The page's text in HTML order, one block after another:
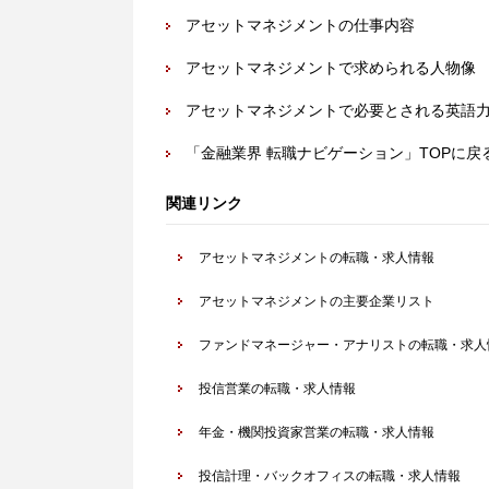
アセットマネジメントの仕事内容
アセットマネジメントで求められる人物像
アセットマネジメントで必要とされる英語力
「金融業界 転職ナビゲーション」TOPに戻
関連リンク
アセットマネジメントの転職・求人情報
アセットマネジメントの主要企業リスト
ファンドマネージャー・アナリストの転職・求人
投信営業の転職・求人情報
年金・機関投資家営業の転職・求人情報
投信計理・バックオフィスの転職・求人情報